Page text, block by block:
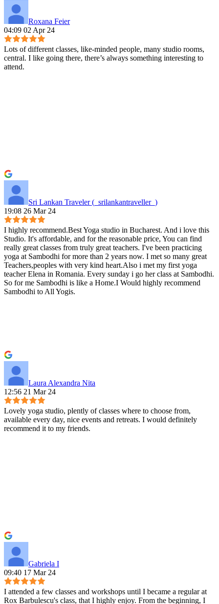
Roxana Feier
04:09 02 Apr 24
Lots of different classes, like-minded people, many studio rooms,
central. I like going there, there’s always something interesting to
attend.
Sri Lankan Traveler (_srilankantraveller_)
19:08 26 Mar 24
I highly recommend.Best Yoga studio in Bucharest. And i love this
Studio. It's affordable, and for the reasonable price, You can find
really great classes from truly great teachers. I've been practicing
yoga at Sambodhi for more than 2 years now. I met so many great
Teachers,peoples with very kind heart.Also i met my first yoga
teacher Elena in Romania. Every sunday i go her class at Sambodhi.
So for me Sambodhi is like a Home.I Would highly recommend
Sambodhi to All Yogis.
Laura Alexandra Nita
12:56 21 Mar 24
Lovely yoga studio, plently of classes where to choose from,
available every day, nice events and retreats. I would definitely
recommend it to my friends.
Gabriela I
09:40 17 Mar 24
I attended a few classes and workshops until I became a regular at
Rox Barbulescu's class, that I highly enjoy. From the beginning, I